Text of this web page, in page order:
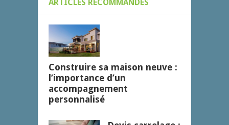
ARTICLES RECOMMANDÉS
Construire sa maison neuve :
l’importance d’un
accompagnement
personnalisé